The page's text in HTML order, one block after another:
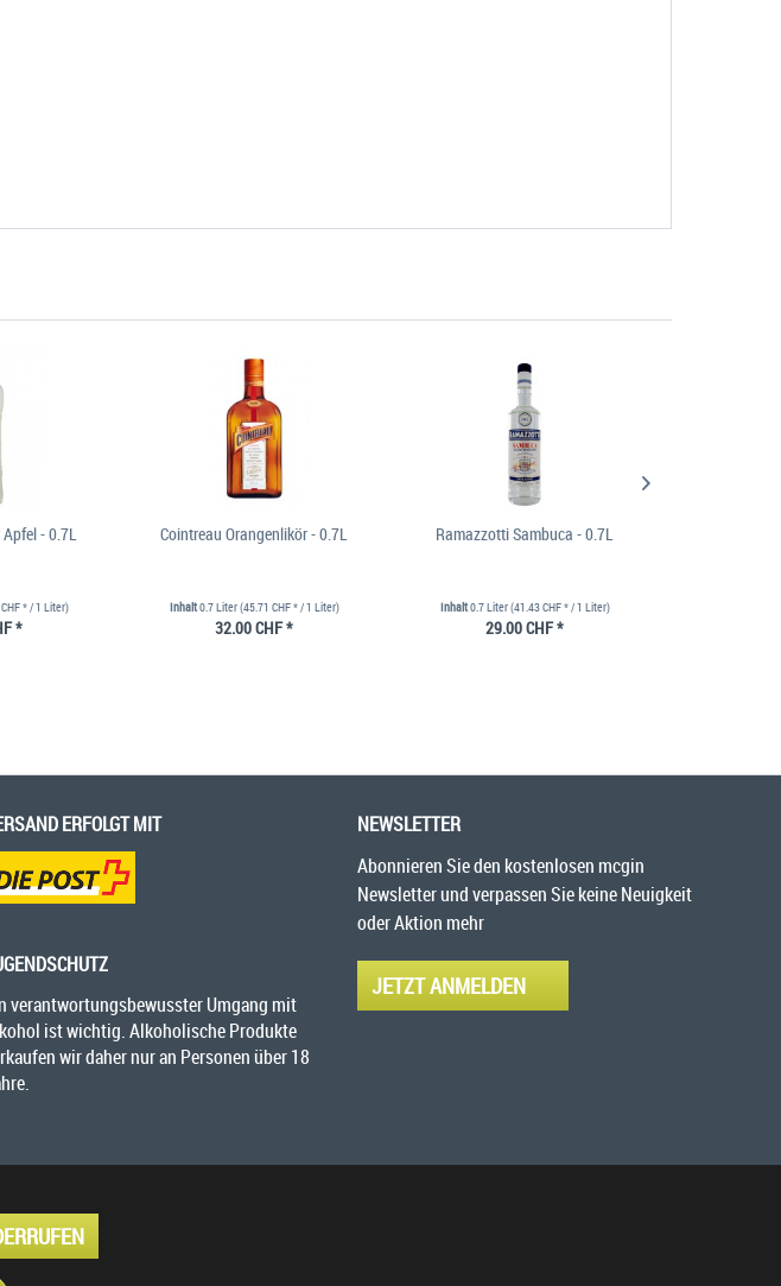
Apfel - 0.7L
* / 1 Liter)
*
Cointreau Orangenlikör - 0.7L
Inhalt0.7 Liter(45.71 CHF * / 1 Liter)
32.00 CHF *
Ramazzotti Sambuca - 0.7L
Inhalt0.7 Liter(41.43 CHF * / 1 Liter)
29.00 CHF *
ERFOLGT MIT
verantwortungsbewusster Umgang mit
ist wichtig. Alkoholische Produkte
wir daher nur an Personen über 18
NEWSLETTER
Abonnieren Sie den kostenlosen mcgin
Newsletter und verpassen Sie keine Neuigkeit
oder Aktion mehr
JETZT ANMELDEN